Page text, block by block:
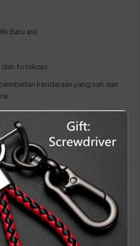
Baru asli
dan fotokopi
kendaraan yang sah dan
proses yang harus dilalui di
kendaraan di SAMSAT
kendaraan di bagian arsip.
balik nama secara
Mutasi Dalam Kota untuk
rekomendasi dan membayar